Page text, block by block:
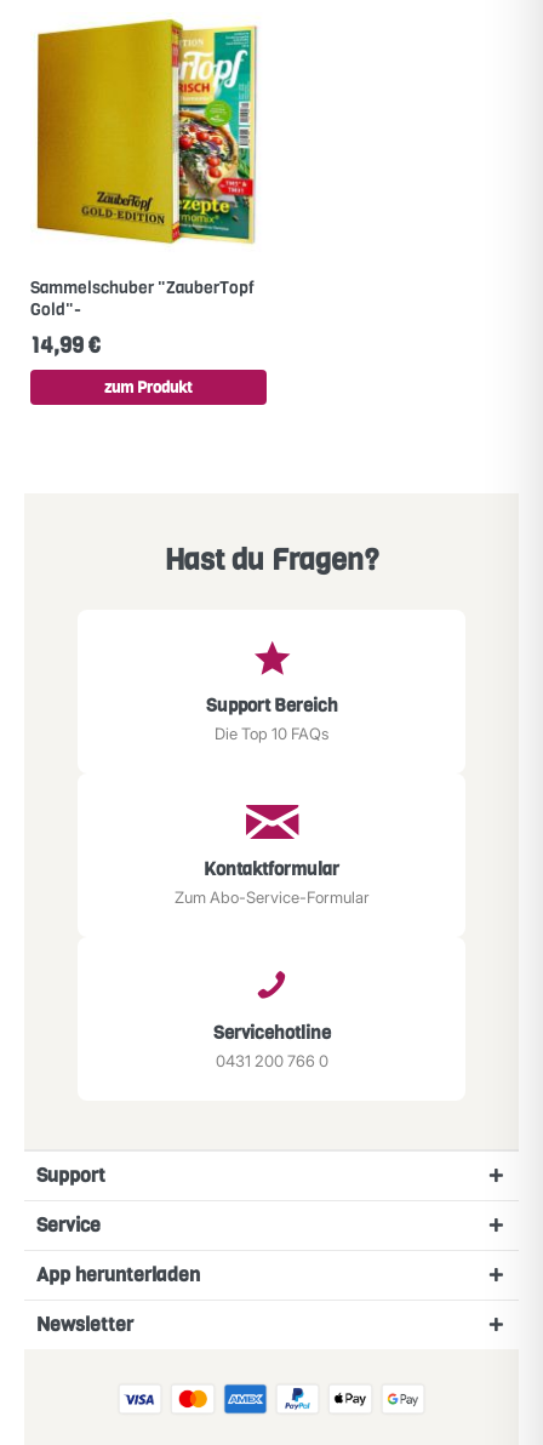
Sammelschuber "ZauberTopf
Gold"-
14,99 €
zum Produkt
Hast du Fragen?
Support Bereich
Die Top 10 FAQs
Kontaktformular
Zum Abo-Service-Formular
Servicehotline
0431 200 766 0
Support
Service
App herunterladen
Newsletter